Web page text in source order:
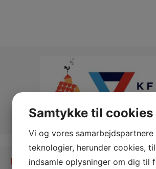
Kontakt os
Samtykke til cookies
Vi og vores samarbejdspartnere
teknologier, herunder cookies,
indsamle oplysninger om dig til